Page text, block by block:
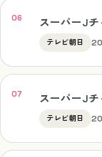
スーパーJ
テレビ朝日
スーパーJ
テレビ朝日